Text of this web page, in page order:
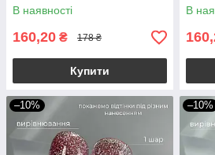
В наявності
160,20 ₴ 178 ₴
Купити
В
–10% –10%